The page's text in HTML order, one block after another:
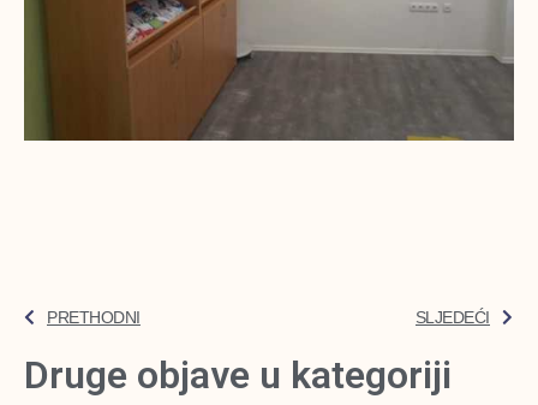
PRETHODNI SLJEDEĆI
Druge objave u kategoriji